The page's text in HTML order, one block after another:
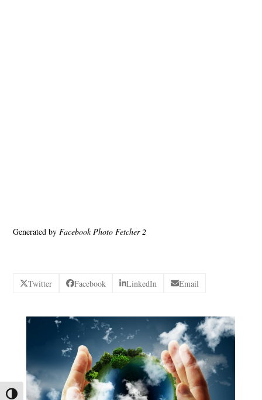
Nagy kontraszt váltása
Generated byFacebook Photo Fetcher 2
Twitter Facebook LinkedIn Email